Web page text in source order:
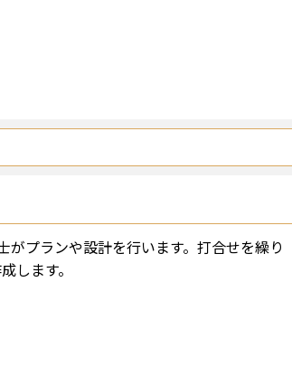
プランや設計を行います。打合せを繰り
します。